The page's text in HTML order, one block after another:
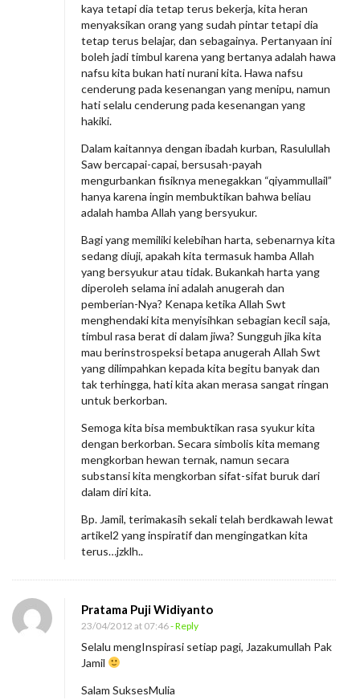
kaya tetapi dia tetap terus bekerja, kita heran
menyaksikan orang yang sudah pintar tetapi dia
tetap terus belajar, dan sebagainya. Pertanyaan ini
boleh jadi timbul karena yang bertanya adalah hawa
nafsu kita bukan hati nurani kita. Hawa nafsu
cenderung pada kesenangan yang menipu, namun
hati selalu cenderung pada kesenangan yang
hakiki.
Dalam kaitannya dengan ibadah kurban, Rasulullah
Saw bercapai-capai, bersusah-payah
mengurbankan fisiknya menegakkan “qiyammullail”
hanya karena ingin membuktikan bahwa beliau
adalah hamba Allah yang bersyukur.
Bagi yang memiliki kelebihan harta, sebenarnya kita
sedang diuji, apakah kita termasuk hamba Allah
yang bersyukur atau tidak. Bukankah harta yang
diperoleh selama ini adalah anugerah dan
pemberian-Nya? Kenapa ketika Allah Swt
menghendaki kita menyisihkan sebagian kecil saja,
timbul rasa berat di dalam jiwa? Sungguh jika kita
mau berinstrospeksi betapa anugerah Allah Swt
yang dilimpahkan kepada kita begitu banyak dan
tak terhingga, hati kita akan merasa sangat ringan
untuk berkorban.
Semoga kita bisa membuktikan rasa syukur kita
dengan berkorban. Secara simbolis kita memang
mengkorban hewan ternak, namun secara
substansi kita mengkorban sifat-sifat buruk dari
dalam diri kita.
Bp. Jamil, terimakasih sekali telah berdkawah lewat
artikel2 yang inspiratif dan mengingatkan kita
terus…jzklh..
Pratama Puji Widiyanto
23/04/2012 at 07:46- Reply
Selalu mengInspirasi setiap pagi, Jazakumullah Pak
Jamil
Salam SuksesMulia